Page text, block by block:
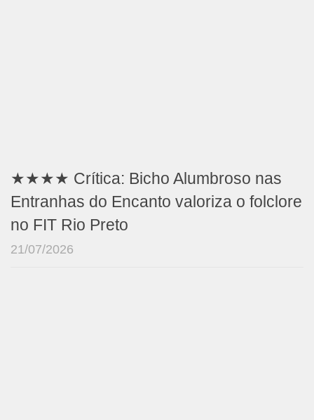
★★★★ Crítica: Bicho Alumbroso nas
Entranhas do Encanto valoriza o folclore
no FIT Rio Preto
21/07/2026